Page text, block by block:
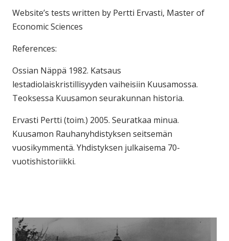
Website’s tests written by Pertti Ervasti, Master of
Economic Sciences
References:
Ossian Näppä 1982. Katsaus
lestadiolaiskristillisyyden vaiheisiin Kuusamossa.
Teoksessa Kuusamon seurakunnan historia.
Ervasti Pertti (toim.) 2005. Seuratkaa minua.
Kuusamon Rauhanyhdistyksen seitsemän
vuosikymmentä. Yhdistyksen julkaisema 70-
vuotishistoriikki.